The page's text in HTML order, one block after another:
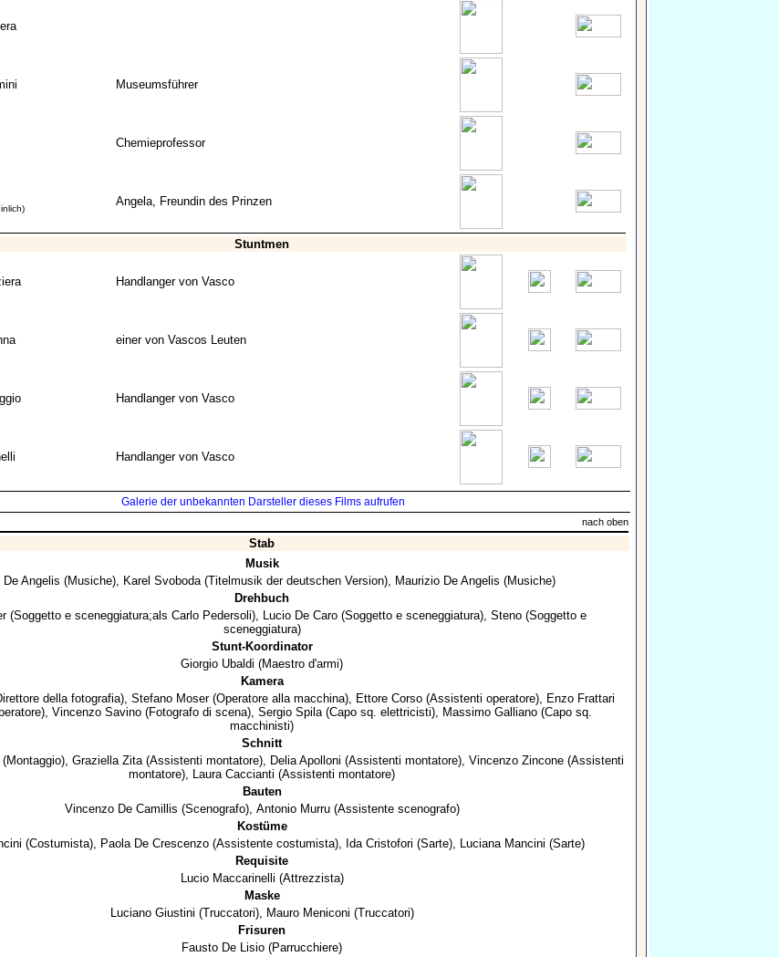
Museumsführer
Chemieprofessor
Angela, Freundin des Prinzen
Stuntmen
Handlanger von Vasco
einer von Vascos Leuten
Handlanger von Vasco
Handlanger von Vasco
Galerie der unbekannten Darsteller dieses Films aufrufen
nach oben
Stab
Musik
De Angelis (Musiche), Karel Svoboda(Titelmusik der deutschen Version), Maurizio De Angelis (Musiche)
Drehbuch
(Soggetto e sceneggiatura;als Carlo Pedersoli), Lucio De Caro(Soggetto e sceneggiatura), Steno(Soggetto e
sceneggiatura)
Stunt-Koordinator
Giorgio Ubaldi (Maestro d'armi)
Kamera
della fotografia), Stefano Moser(Operatore alla macchina), Ettore Corso(Assistenti operatore), Enzo Frattari
Vincenzo Savino (Fotografo di scena), Sergio Spila(Capo sq. elettricisti), Massimo Galliano (Capo sq.
macchinisti)
Schnitt
(Montaggio), Graziella Zita(Assistenti montatore), Delia Apolloni (Assistenti montatore), Vincenzo Zincone (Assistenti
montatore), Laura Caccianti (Assistenti montatore)
Bauten
Vincenzo De Camillis (Scenografo), Antonio Murru(Assistente scenografo)
Kostüme
(Costumista), Paola De Crescenzo (Assistente costumista), Ida Cristofori (Sarte), Luciana Mancini (Sarte)
Requisite
Lucio Maccarinelli (Attrezzista)
Maske
Luciano Giustini (Truccatori), Mauro Meniconi (Truccatori)
Frisuren
Fausto De Lisio (Parrucchiere)